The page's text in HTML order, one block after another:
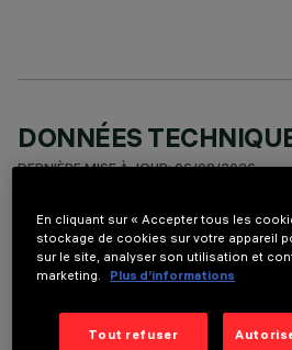
DONNÉES
DERNIÈRE MISE À JOUR: 06/08/2026
DESCRIPTION
Round adjustable luminaire designed
Version with rim for surface-
aluminium body. Lower reflector
En cliquant sur « Accepter tous les
stockage de cookies sur votre appareil
sur le site, analyser son utilisation et
marketing.
Plus d’informations
Tout refuser